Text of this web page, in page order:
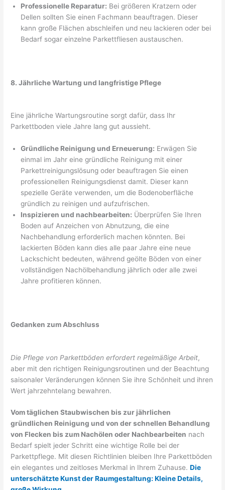
Professionelle Reparatur: Bei größeren Kratzern oder
Dellen sollten Sie einen Fachmann beauftragen. Dieser
kann große Flächen abschleifen und neu lackieren oder bei
Bedarf sogar einzelne Parkettfliesen austauschen.
8. Jährliche Wartung und langfristige Pflege
Eine jährliche Wartungsroutine sorgt dafür, dass Ihr
Parkettboden viele Jahre lang gut aussieht.
Gründliche Reinigung und Erneuerung: Erwägen Sie
einmal im Jahr eine gründliche Reinigung mit einer
Parkettreinigungslösung oder beauftragen Sie einen
professionellen Reinigungsdienst damit. Dieser kann
spezielle Geräte verwenden, um die Bodenoberfläche
gründlich zu reinigen und aufzufrischen.
Inspizieren und nachbearbeiten: Überprüfen Sie Ihren
Boden auf Anzeichen von Abnutzung, die eine
Nachbehandlung erforderlich machen könnten. Bei
lackierten Böden kann dies alle paar Jahre eine neue
Lackschicht bedeuten, während geölte Böden von einer
vollständigen Nachölbehandlung jährlich oder alle zwei
Jahre profitieren können.
Gedanken zum Abschluss
Die Pflege von Parkettböden erfordert regelmäßige Arbeit,
aber mit den richtigen Reinigungsroutinen und der Beachtung
saisonaler Veränderungen können Sie ihre Schönheit und ihren
Wert jahrzehntelang bewahren.
Vom täglichen Staubwischen bis zur jährlichen
gründlichen Reinigung und von der schnellen Behandlung
von Flecken bis zum Nachölen oder Nachbearbeiten nach
Bedarf spielt jeder Schritt eine wichtige Rolle bei der
Parkettpflege. Mit diesen Richtlinien bleiben Ihre Parkettböden
ein elegantes und zeitloses Merkmal in Ihrem Zuhause.Die
unterschätzte Kunst der Raumgestaltung: Kleine Details,